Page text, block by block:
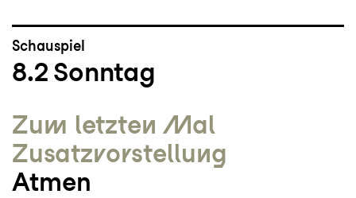
Schauspiel
8.2 Sonntag
Zum letzten Mal
Zusatz­vorstellung
Atmen